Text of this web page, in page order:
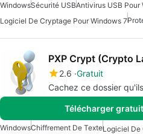
WindowsSécurité USBAntivirus USB Pour
Logiciel De Cryptage Pour Windows 7
PXP Crypt (Crypto
2.6 Gratuit
Cachez ce dossier
Télécharger
WindowsChiffrement De TexteLogiciel De